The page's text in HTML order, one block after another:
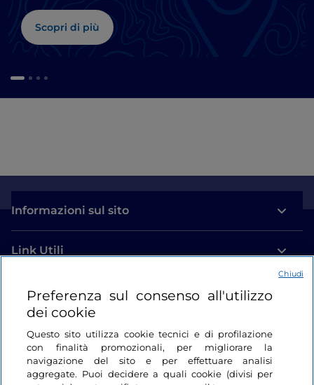
Scopri di più
Informazioni sul sito
Link Utili
Login
Restiamo in contatto
Preferenza sul consenso all'utilizzo
dei cookie
Questo sito utilizza cookie tecnici e di profilazione
con finalità promozionali, per migliorare la
navigazione del sito e per effettuare analisi
aggregate. Puoi decidere a quali cookie (divisi per
Chiudi